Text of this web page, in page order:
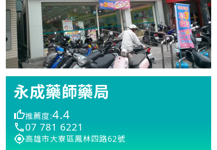
永成藥師藥局
推薦度:4.4
07 781 6221
高雄市大寮區鳳林四路62號